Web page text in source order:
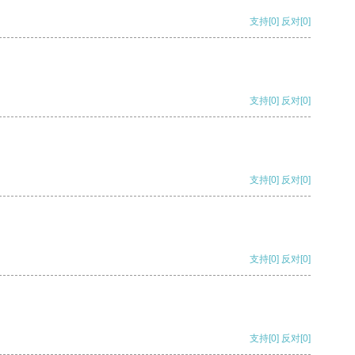
支持[0] 反对[0]
支持[0] 反对[0]
支持[0] 反对[0]
支持[0] 反对[0]
支持[0] 反对[0]